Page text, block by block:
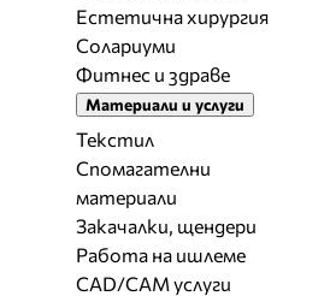
Естетична хирургия
Солариуми
Фитнес и здраве
Материали и услуги
Текстил
Спомагателни
материали
Закачалки, щендери
Работа на ишлеме
CAD/CAM услуги